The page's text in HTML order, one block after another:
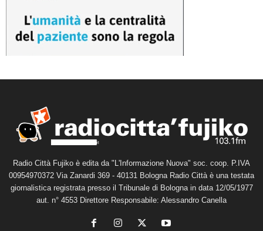
Radio Città Fujiko è edita da "L'Informazione Nuova" soc. coop. P.IVA
00954970372 Via Zanardi 369 - 40131 Bologna Radio Città è una testata
giornalistica registrata presso il Tribunale di Bologna in data 12/05/1977
aut. n° 4553 Direttore Responsabile: Alessandro Canella